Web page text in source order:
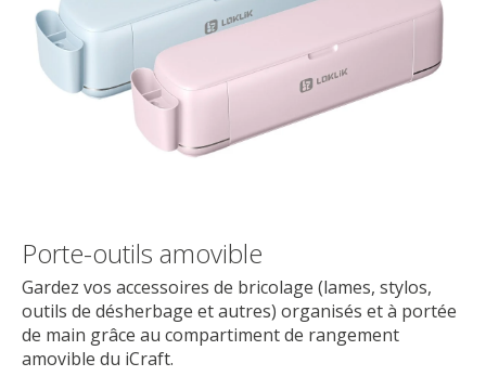
Porte-outils amovible
Gardez vos accessoires de bricolage (lames, stylos,
outils de désherbage et autres) organisés et à portée
de main grâce au compartiment de rangement
amovible du iCraft.